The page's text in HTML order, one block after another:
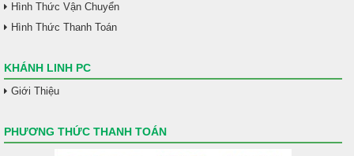
Hình Thức Vận Chuyển
Hình Thức Thanh Toán
KHÁNH LINH PC
Giới Thiệu
PHƯƠNG THỨC THANH TOÁN